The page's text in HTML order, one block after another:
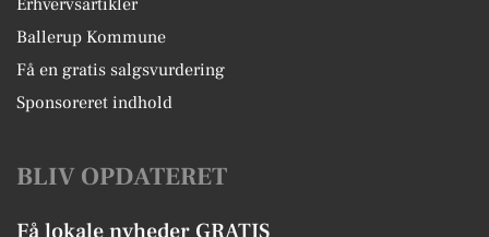
Erhvervsartikler
Ballerup Kommune
Få en gratis salgsvurdering
Sponsoreret indhold
BLIV OPDATERET